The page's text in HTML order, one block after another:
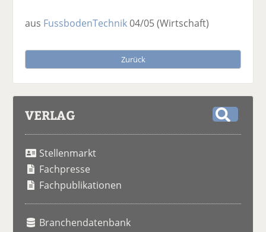
aus FussbodenTechnik04/05(Wirtschaft)
Zurück
VERLAG
Stellenmarkt
Fachpresse
Fachpublikationen
Branchendatenbank